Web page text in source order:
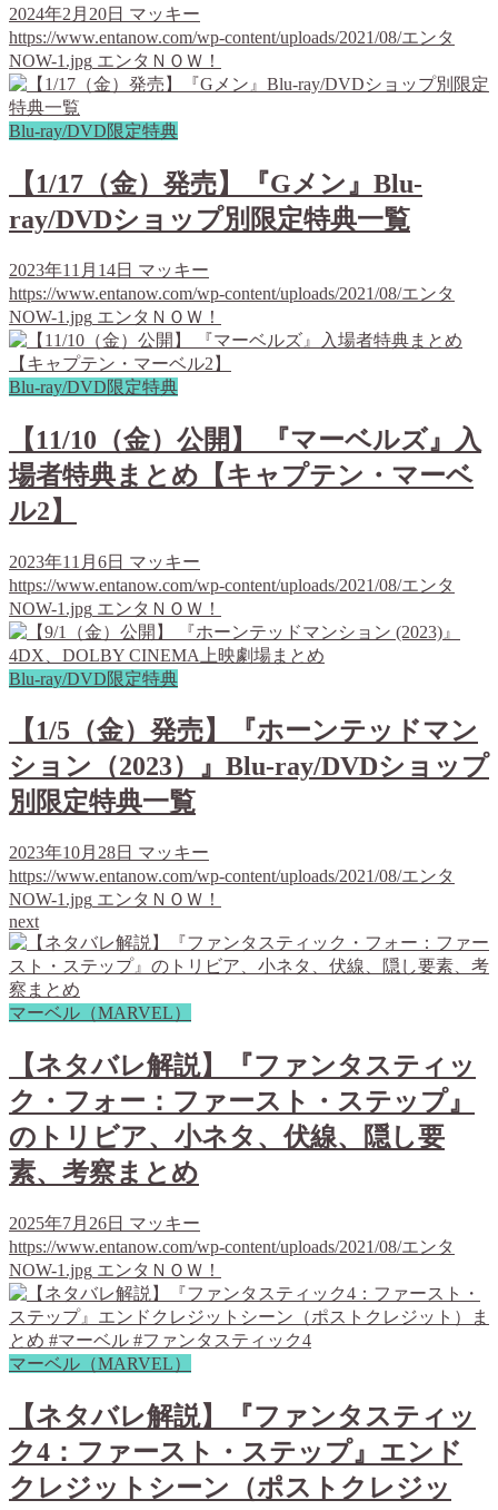
2024年2月20日 マッキー
https://www.entanow.com/wp-content/uploads/2021/08/エンタ
NOW-1.jpg エンタＮＯＷ！
Blu-ray/DVD限定特典
【1/17（金）発売】『Gメン』Blu-
ray/DVDショップ別限定特典一覧
2023年11月14日 マッキー
https://www.entanow.com/wp-content/uploads/2021/08/エンタ
NOW-1.jpg エンタＮＯＷ！
Blu-ray/DVD限定特典
【11/10（金）公開】 『マーベルズ』入
場者特典まとめ【キャプテン・マーベ
ル2】
2023年11月6日 マッキー
https://www.entanow.com/wp-content/uploads/2021/08/エンタ
NOW-1.jpg エンタＮＯＷ！
Blu-ray/DVD限定特典
【1/5（金）発売】『ホーンテッドマン
ション（2023）』Blu-ray/DVDショップ
別限定特典一覧
2023年10月28日 マッキー
https://www.entanow.com/wp-content/uploads/2021/08/エンタ
NOW-1.jpg エンタＮＯＷ！
next
マーベル（MARVEL）
【ネタバレ解説】『ファンタスティッ
ク・フォー：ファースト・ステップ』
のトリビア、小ネタ、伏線、隠し要
素、考察まとめ
2025年7月26日 マッキー
https://www.entanow.com/wp-content/uploads/2021/08/エンタ
NOW-1.jpg エンタＮＯＷ！
マーベル（MARVEL）
【ネタバレ解説】『ファンタスティッ
ク4：ファースト・ステップ』エンド
クレジットシーン（ポストクレジッ